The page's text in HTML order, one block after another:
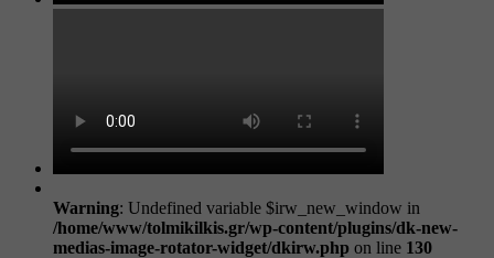
Warning: Undefined variable $irw_new_window in
/home/www/tolmikilkis.gr/wp-content/plugins/dk-new-
medias-image-rotator-widget/dkirw.php on line 130